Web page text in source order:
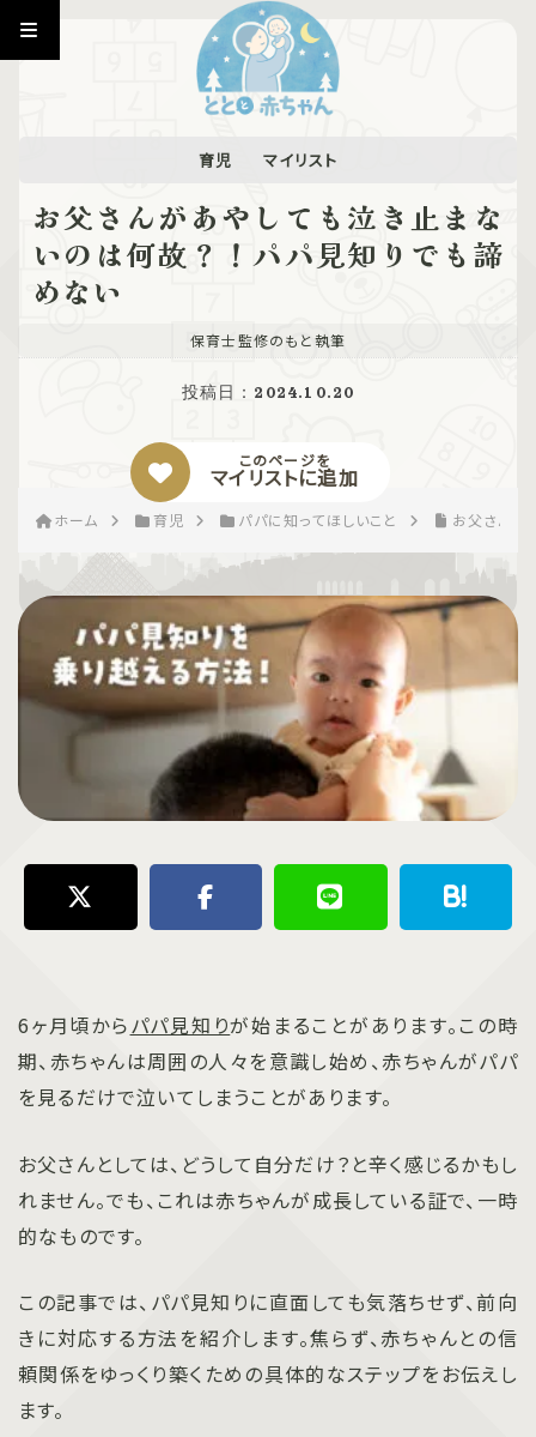
育児 マイリスト
お父さんがあやしても泣き止まな
いのは何故？！パパ見知りでも諦
めない
投稿日： 2024.10.20
このページを
マイリストに追加
保育士監修のもと執筆
ホーム 育児 パパに知ってほしいこと お父さんが
6ヶ月頃からパパ見知りが始まることがあります。この時
期、赤ちゃんは周囲の人々を意識し始め、赤ちゃんがパパ
を見るだけで泣いてしまうことがあります。
お父さんとしては、どうして自分だけ？と辛く感じるかもし
れません。でも、これは赤ちゃんが成長している証で、一時
的なものです。
この記事では、パパ見知りに直面しても気落ちせず、前向
きに対応する方法を紹介します。焦らず、赤ちゃんとの信
頼関係をゆっくり築くための具体的なステップをお伝えし
ます。